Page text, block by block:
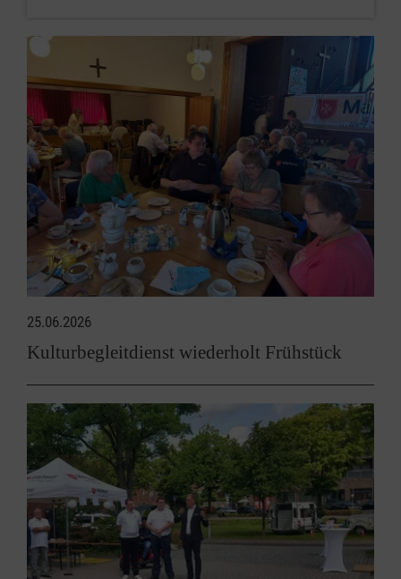
25.06.2026
Kulturbegleitdienst wiederholt Frühstück